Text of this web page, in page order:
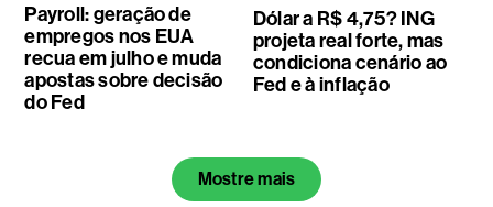
Payroll: geração de
empregos nos EUA
recua em julho e muda
apostas sobre decisão
do Fed
Dólar a R$ 4,75? ING
projeta real forte, mas
condiciona cenário ao
Fed e à inflação
Mostre mais